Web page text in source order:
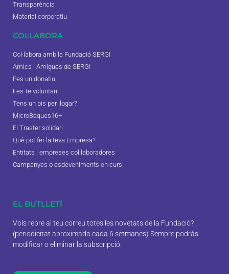
Transparència
Material corporatiu
COL·LABORA
Col·labora amb la Fundació SERGI
Amics i Amigues de SERGI
Fes un donatiu
Fes-te voluntari
Tens un pis per llogar?
MicroBeques16+
El Traster solidari
Què pot fer la teva Empresa?
Entitats i empreses col·laboradores
Campanyes o esdeveniments en curs
EL BUTLLETÍ
Vols rebre al teu correu totes les novetats de la Fundació?
(periodicitat aproximada cada 6 setmanes) Sempre podràs
modificar o eliminar la subscripció.